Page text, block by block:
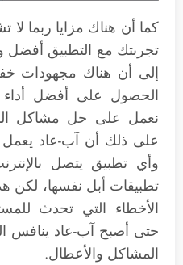
كما أن هناك مزايا ربما
تجربتك مع التطبيق أفضل
إلى أن هناك مجهودات
الحصول على أفضل
نعمل على حل مشاكل
على ذلك أن آب-عاد
وأي تطبيق يتصل
تطبيقات أبل نفسها،
الأخطاء التي تحدث
حتى أصبح آب-عاد ينافس
المشاكل والأعطال.